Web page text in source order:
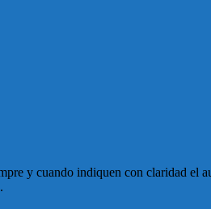
y cuando indiquen con claridad el